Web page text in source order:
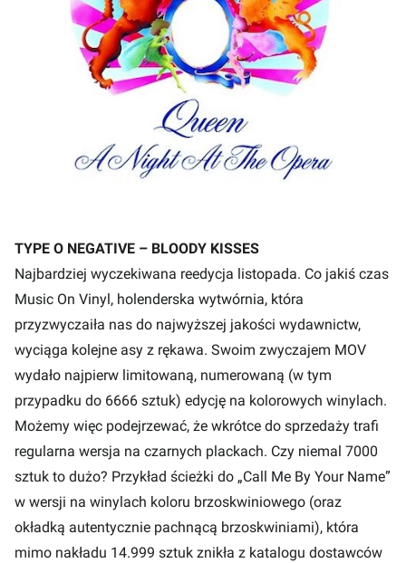
TYPE O NEGATIVE – BLOODY KISSES
Najbardziej wyczekiwana reedycja listopada. Co jakiś czas
Music On Vinyl, holenderska wytwórnia, która
przyzwyczaiła nas do najwyższej jakości wydawnictw,
wyciąga kolejne asy z rękawa. Swoim zwyczajem MOV
wydało najpierw limitowaną, numerowaną (w tym
przypadku do 6666 sztuk) edycję na kolorowych winylach.
Możemy więc podejrzewać, że wkrótce do sprzedaży trafi
regularna wersja na czarnych plackach. Czy niemal 7000
sztuk to dużo? Przykład ścieżki do „Call Me By Your Name”
w wersji na winylach koloru brzoskwiniowego (oraz
okładką autentycznie pachnącą brzoskwiniami), która
mimo nakładu 14.999 sztuk znikła z katalogu dostawców